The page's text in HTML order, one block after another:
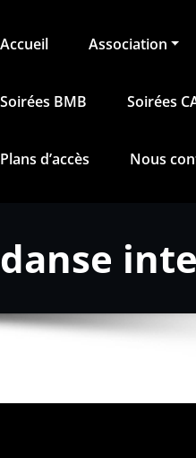
Accueil Association
Soirées BMB Soirées
Plans d’accès Nous